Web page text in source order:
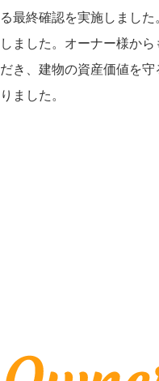
る最終確認を実施しまし
しました。オーナー様か
だき、建物の資産価値を
りました。